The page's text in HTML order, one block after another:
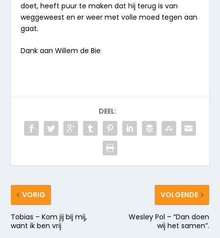
doet, heeft puur te maken dat hij terug is van
weggeweest en er weer met volle moed tegen aan
gaat.
Dank aan Willem de Bie
DEEL:
VORIG
Tobias – Kom jij bij mij,
want ik ben vrij
VOLGENDE
Wesley Pol – “Dan doen
wij het samen”.